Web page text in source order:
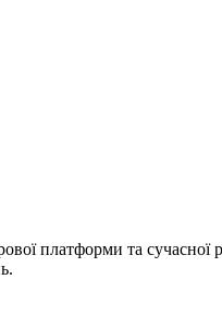
платформи та сучасної